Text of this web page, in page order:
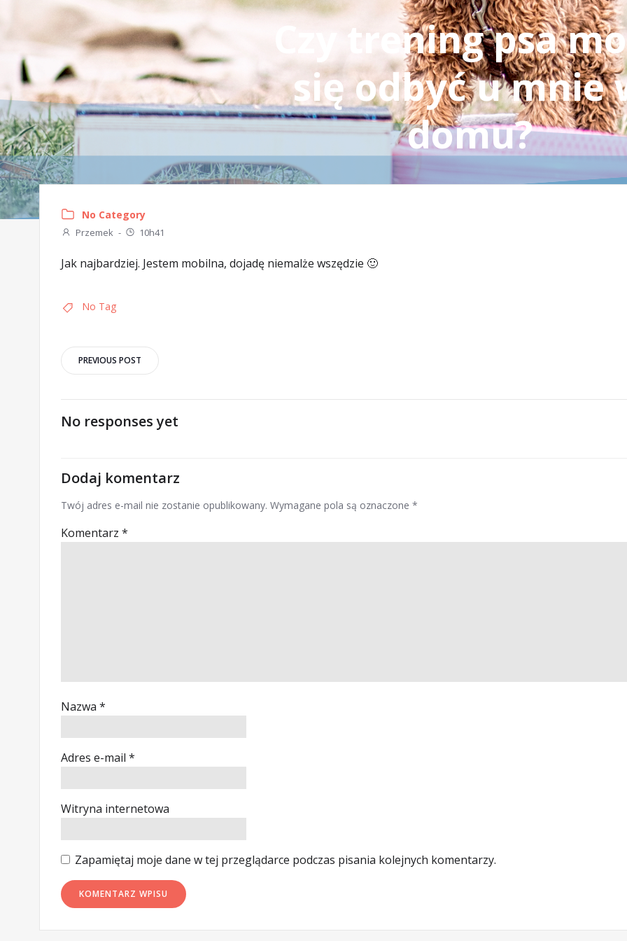
Czy trening psa
się odbyć u mnie
domu?
No Category
Przemek - 10h41
Jak najbardziej. Jestem mobilna, dojadę niemalże wszędzie 🙂
No Tag
Post
navigation
PREVIOUS POST
navigation
No responses yet
Dodaj komentarz
Twój adres e-mail nie zostanie opublikowany. Wymagane pola są oznaczone *
Komentarz *
Nazwa *
Adres e-mail *
Witryna internetowa
Zapamiętaj moje dane w tej przeglądarce podczas pisania kolejnych komentarzy.